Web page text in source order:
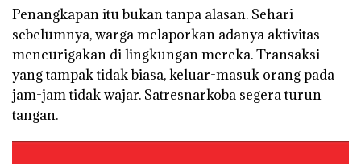
Penangkapan itu bukan tanpa alasan. Sehari
sebelumnya, warga melaporkan adanya aktivitas
mencurigakan di lingkungan mereka. Transaksi
yang tampak tidak biasa, keluar-masuk orang pada
jam-jam tidak wajar. Satresnarkoba segera turun
tangan.